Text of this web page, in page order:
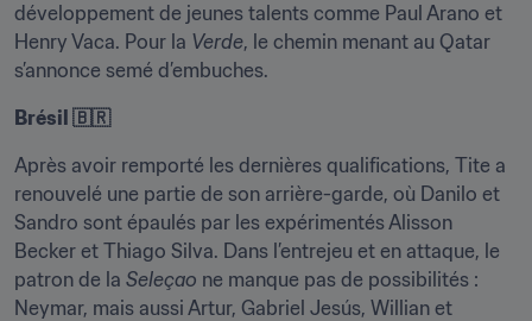
développement de jeunes talents comme Paul Arano et
Henry Vaca. Pour la Verde, le chemin menant au Qatar
s’annonce semé d’embuches.
Brésil 🇧🇷
Après avoir remporté les dernières qualifications, Tite a
renouvelé une partie de son arrière-garde, où Danilo et
Sandro sont épaulés par les expérimentés Alisson
Becker et Thiago Silva. Dans l’entrejeu et en attaque, le
patron de la Seleçao ne manque pas de possibilités :
Neymar, mais aussi Artur, Gabriel Jesús, Willian et